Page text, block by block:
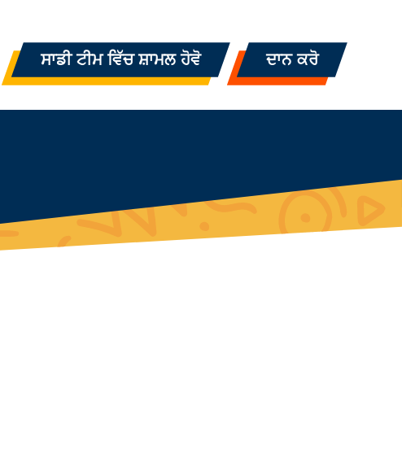
ਸਾਡੀ ਟੀਮ ਵਿੱਚ ਸ਼ਾਮਲ ਹੋਵੋ ਦਾਨ ਕਰੋ